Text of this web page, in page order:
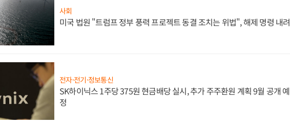
사회
미국 법원 "트럼프 정부 풍력 프로젝트 동결 조치는 위법", 해제 명령 내려
전자·전기·정보통신
SK하이닉스 1주당 375원 현금배당 실시, 추가 주주환원 계획 9월 공개 예
정